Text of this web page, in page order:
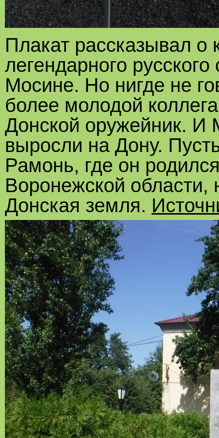
Плакат рассказывал о
легендарного
Мосине. Но нигде не
более молодой
Донской оружейник. И
выросли на Дону.
Рамонь, где он
Воронежской
Донская земля.